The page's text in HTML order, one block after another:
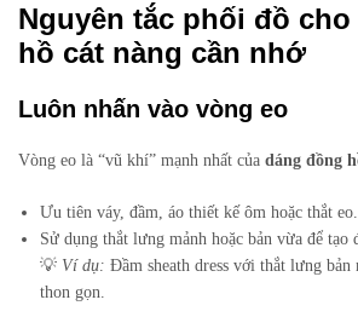
Nguyên tắc phối đồ
hồ cát nàng cần nhớ
Luôn nhấn vào vòng eo
Vòng eo là “vũ khí” mạnh nhất của dáng đồng
Ưu tiên váy, đầm, áo thiết kế ôm hoặc thắt eo.
Sử dụng thắt lưng mảnh hoặc bản vừa để tạo
💡 Ví dụ: Đầm sheath dress với thắt lưng bản
thon gọn.